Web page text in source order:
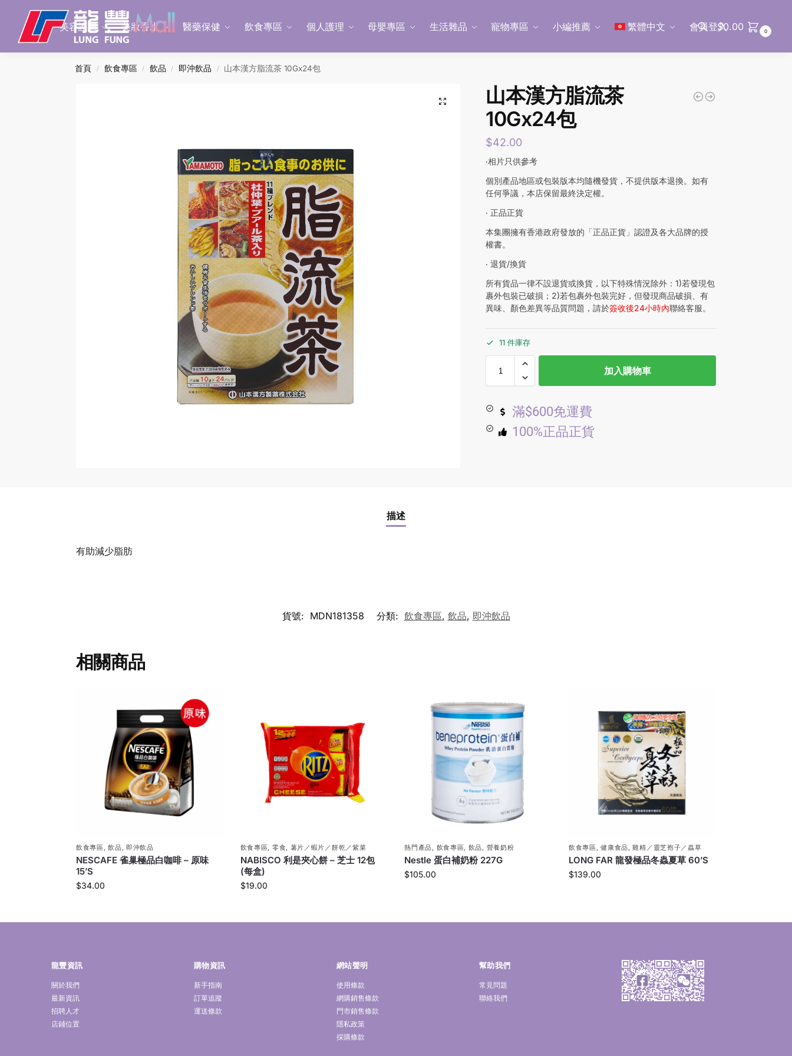
美容護膚 美妝香水 醫藥保健 飲食專區 個人護理 母嬰專區 生活雜品 寵物專區 小編推薦 繁體中文 會員登入
Search
$0.00 0
首頁 / 飲食專區 / 飲品 / 即沖飲品 / 山本漢方脂流茶 10Gx24包
山本漢方脂流茶
10Gx24包
$42.00
‧相片只供參考
個別產品地區或包裝版本均隨機發貨，不提供版本退換。如有
任何爭議，本店保留最終決定權。
‧ 正品正貨
本集團擁有香港政府發放的「正品正貨」認證及各大品牌的授
權書。
‧ 退貨/換貨
所有貨品一律不設退貨或換貨，以下特殊情況除外：1)若發現包
裹外包裝已破損；2)若包裹外包裝完好，但發現商品破損、有
異味、顏色差異等品質問題，請於簽收後24小時內聯絡客服。
11 件庫存
加入購物車
滿$600免運費
100%正品正貨
描述
有助減少脂肪
貨號: MDN181358 分類: 飲食專區, 飲品, 即沖飲品
相關商品
飲食專區 ,飲品 即沖飲品
NESCAFE 雀巢極品白咖啡 – 原味
15’S
$34.00
飲食專區 零食 薯片／蝦片／餅乾／紫菜
NABISCO 利是夾心餅 – 芝士 12包
(每盒)
$19.00
熱門產品 飲食專區 飲品 營養奶粉
Nestle 蛋白補奶粉 227G
$105.00
飲食專區 ,健康食品 ,雞精／靈芝孢子／蟲草
LONG FAR 龍發極品冬蟲夏草 60’S
$139.00
龍豐資訊
關於我們
最新資訊
招聘人才
店鋪位置
購物資訊
新手指南
訂單追蹤
運送條款
網站聲明
使用條款
網購銷售條款
門市銷售條款
隱私政策
採購條款
幫助我們
常見問題
聯絡我們